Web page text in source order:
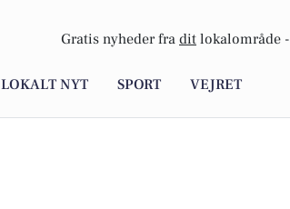
Gratis nyheder fra dit lokalområde -
LOKALT NYT SPORT VEJRET